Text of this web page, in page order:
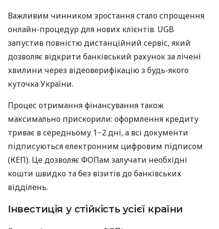
Важливим чинником зростання стало спрощення
онлайн-процедур для нових клієнтів. UGB
запустив повністю дистанційний сервіс, який
дозволяє відкрити банківський рахунок за лічені
хвилини через відеоверифікацію з будь-якого
куточка України.
Процес отримання фінансування також
максимально прискорили: оформлення кредиту
триває в середньому 1−2 дні, а всі документи
підписуються електронним цифровим підписом
(КЕП). Це дозволяє ФОПам залучати необхідні
кошти швидко та без візитів до банківських
відділень.
Інвестиція у стійкість усієї країни